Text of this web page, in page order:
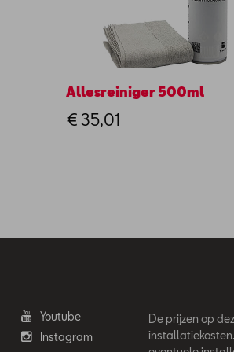
Allesreiniger 500ml
€ 35,01
Youtube
Instagram
De prijzen op